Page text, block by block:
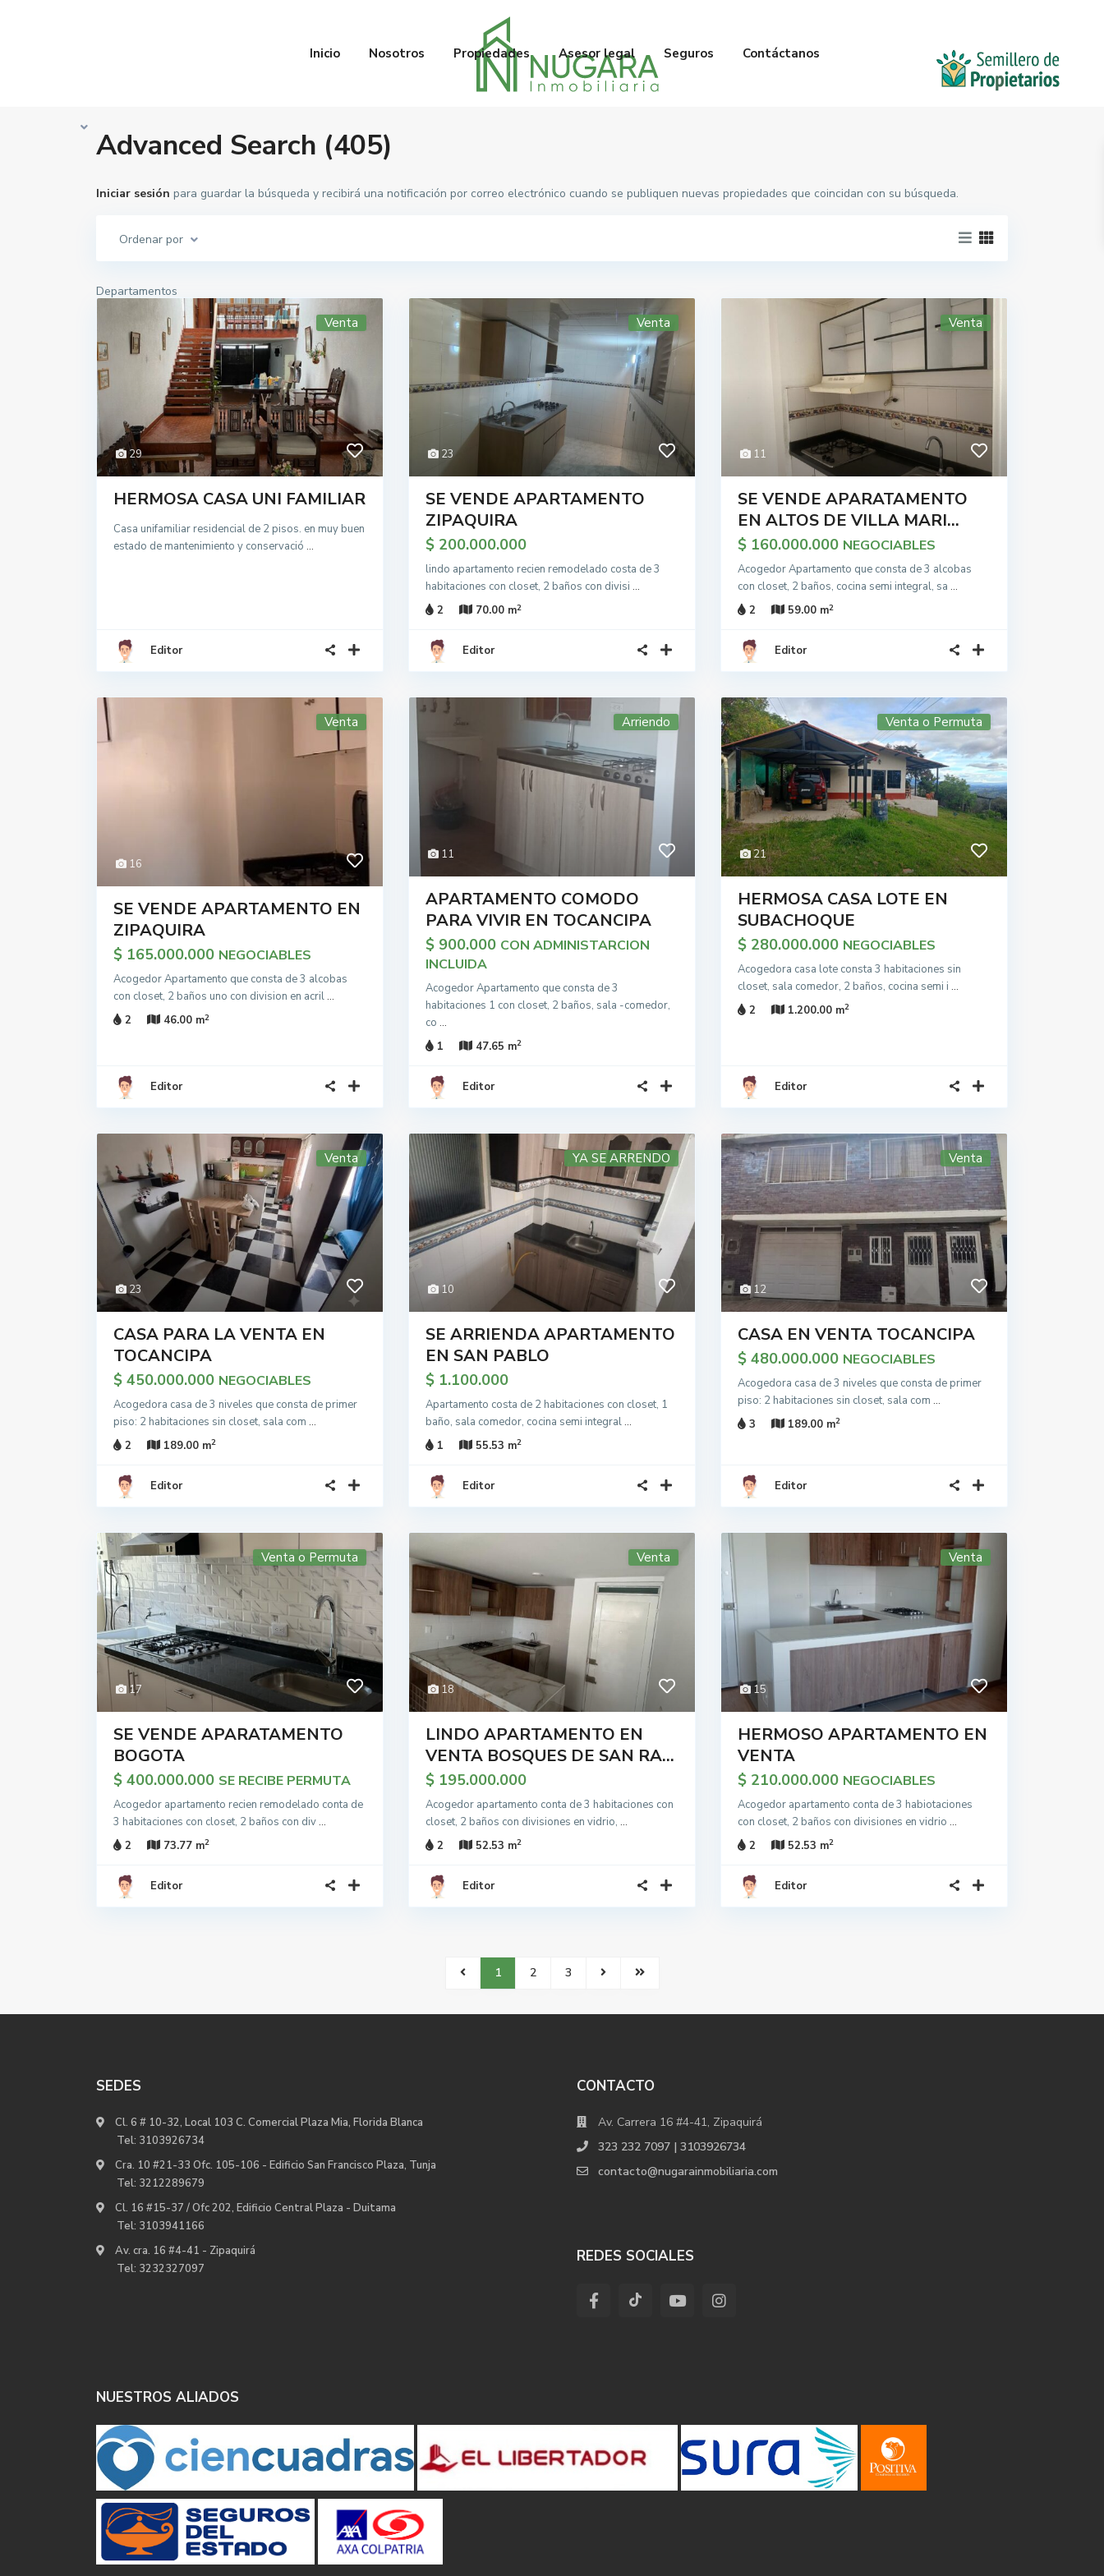
Inicio Nosotros Propiedades Asesor legal Seguros Contáctanos
Advanced Search (405)
Iniciar sesión para guardar la búsqueda y recibirá una notificación por correo electrónico cuando se publiquen nuevas propiedades que coincidan con su búsqueda.
Ordenar por
Departamentos
29
Venta
HERMOSA CASA UNI FAMILIAR
Casa unifamiliar residencial de 2 pisos. en muy buen
estado de mantenimiento y conservació ...
Editor
23
Venta
SE VENDE APARTAMENTO
ZIPAQUIRA
$ 200.000.000
lindo apartamento recien remodelado costa de 3
habitaciones con closet, 2 baños con divisi ...
2
70.00 m2
Editor
11
Venta
SE VENDE APARATAMENTO
EN ALTOS DE VILLA MARI...
$ 160.000.000 NEGOCIABLES
Acogedor Apartamento que consta de 3 alcobas
con closet, 2 baños, cocina semi integral, sa ...
2
59.00 m2
Editor
16
Venta
SE VENDE APARTAMENTO EN
ZIPAQUIRA
$ 165.000.000 NEGOCIABLES
Acogedor Apartamento que consta de 3 alcobas
con closet, 2 baños uno con division en acril...
2
46.00 m2
Editor
11
Arriendo
APARTAMENTO COMODO
PARA VIVIR EN TOCANCIPA
$ 900.000 CON ADMINISTARCION
INCLUIDA
Acogedor Apartamento que consta de 3
habitaciones 1 con closet, 2 baños, sala -comedor,
co ...
1
47.65 m2
Editor
21
Venta o Permuta
HERMOSA CASA LOTE EN
SUBACHOQUE
$ 280.000.000 NEGOCIABLES
Acogedora casa lote consta 3 habitaciones sin
closet, sala comedor, 2 baños, cocina semi i ...
2
1.200.00 m2
Editor
23
Venta
CASA PARA LA VENTA EN
TOCANCIPA
$ 450.000.000 NEGOCIABLES
Acogedora casa de 3 niveles que consta de primer
piso: 2 habitaciones sin closet, sala com ...
2
189.00 m2
Editor
10
YA SE ARRENDO
SE ARRIENDA APARTAMENTO
EN SAN PABLO
$ 1.100.000
Apartamento costa de 2 habitaciones con closet, 1
baño, sala comedor, cocina semi integral...
1
55.53 m2
Editor
12
Venta
CASA EN VENTA TOCANCIPA
$ 480.000.000 NEGOCIABLES
Acogedora casa de 3 niveles que consta de primer
piso: 2 habitaciones sin closet, sala com ...
3
189.00 m2
Editor
17
Venta o Permuta
SE VENDE APARATAMENTO
BOGOTA
$ 400.000.000 SE RECIBE PERMUTA
Acogedor apartamento recien remodelado conta de
3 habitaciones con closet, 2 baños con div...
2
73.77 m2
Editor
18
Venta
LINDO APARTAMENTO EN
VENTA BOSQUES DE SAN RA...
$ 195.000.000
Acogedor apartamento conta de 3 habitaciones con
closet, 2 baños con divisiones en vidrio, ...
2
52.53 m2
Editor
15
Venta
HERMOSO APARTAMENTO EN
VENTA
$ 210.000.000 NEGOCIABLES
Acogedor apartamento conta de 3 habiotaciones
con closet, 2 baños con divisiones en vidrio ...
2
52.53 m2
Editor
1 2 3
SEDES
Cl. 6 # 10-32, Local 103 C. Comercial Plaza Mia, Florida Blanca
Tel: 3103926734
Cra. 10 #21-33 Ofc. 105-106 - Edificio San Francisco Plaza, Tunja
Tel: 3212289679
Cl. 16 #15-37 / Ofc 202, Edificio Central Plaza - Duitama
Tel: 3103941166
Av. cra. 16 #4-41 - Zipaquirá
Tel: 3232327097
CONTACTO
Av. Carrera 16 #4-41, Zipaquirá
323 232 7097 | 3103926734
contacto@nugarainmobiliaria.com
REDES SOCIALES
NUESTROS ALIADOS